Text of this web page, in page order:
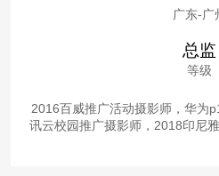
广东-广
总监
等级
2016百威推广活动摄影师，华为
讯云校园推广摄影师，2018印尼